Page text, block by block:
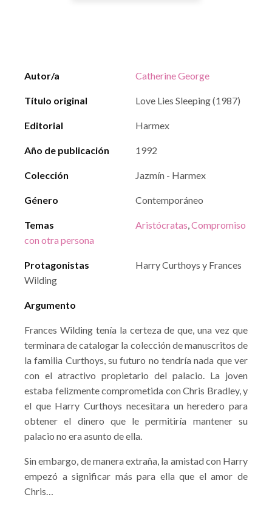
Autor/a Catherine George
Título original Love Lies Sleeping (1987)
Editorial Harmex
Año de publicación 1992
Colección Jazmín - Harmex
Género Contemporáneo
Temas Aristócratas,Compromiso
con otra persona
Protagonistas
Harry Curthoys y Frances
Wilding
Argumento
Frances Wilding tenía la certeza de que, una vez que
terminara de catalogar la colección de manuscritos de
la familia Curthoys, su futuro no tendría nada que ver
con el atractivo propietario del palacio. La joven
estaba felizmente comprometida con Chris Bradley, y
el que Harry Curthoys necesitara un heredero para
obtener el dinero que le permitiría mantener su
palacio no era asunto de ella.
Sin embargo, de manera extraña, la amistad con Harry
empezó a significar más para ella que el amor de
Chris…